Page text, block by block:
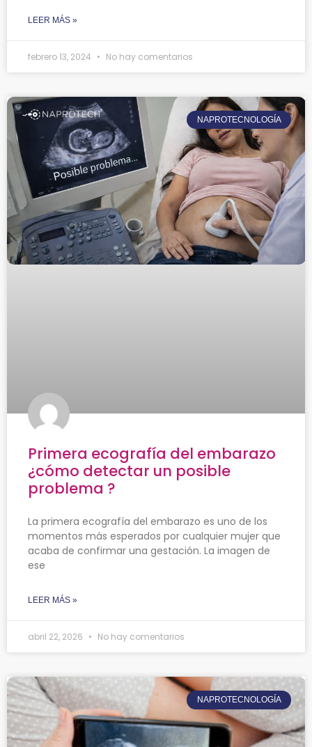
LEER MÁS »
febrero 13, 2024 No hay comentarios
NAPROTECNOLOGÍA
Primera ecografía del embarazo
¿cómo detectar un posible
problema ?
La primera ecografía del embarazo es uno de los
momentos más esperados por cualquier mujer que
acaba de confirmar una gestación. La imagen de
ese
LEER MÁS »
abril 22, 2026 No hay comentarios
NAPROTECNOLOGÍA